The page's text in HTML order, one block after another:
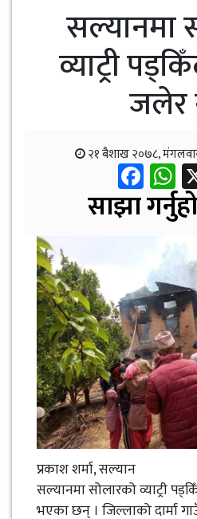
सल्यानमा
व्याट्री
जलेर
२१ बैशाख २०७८,
साझा
प्रकाश शर्मा, सल्यान
सल्यानमा सोलारको व्याट्री
भएका छन् । जिल्लाको दार्मा